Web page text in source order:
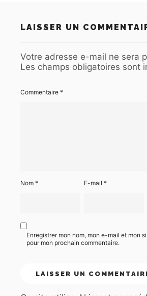
LAISSER UN
Votre adresse e-mail ne sera
Les champs obligatoires sont
Commentaire *
Nom * E-mail*
Enregistrer mon nom, mon e-mail et mon
pour mon prochain commentaire.